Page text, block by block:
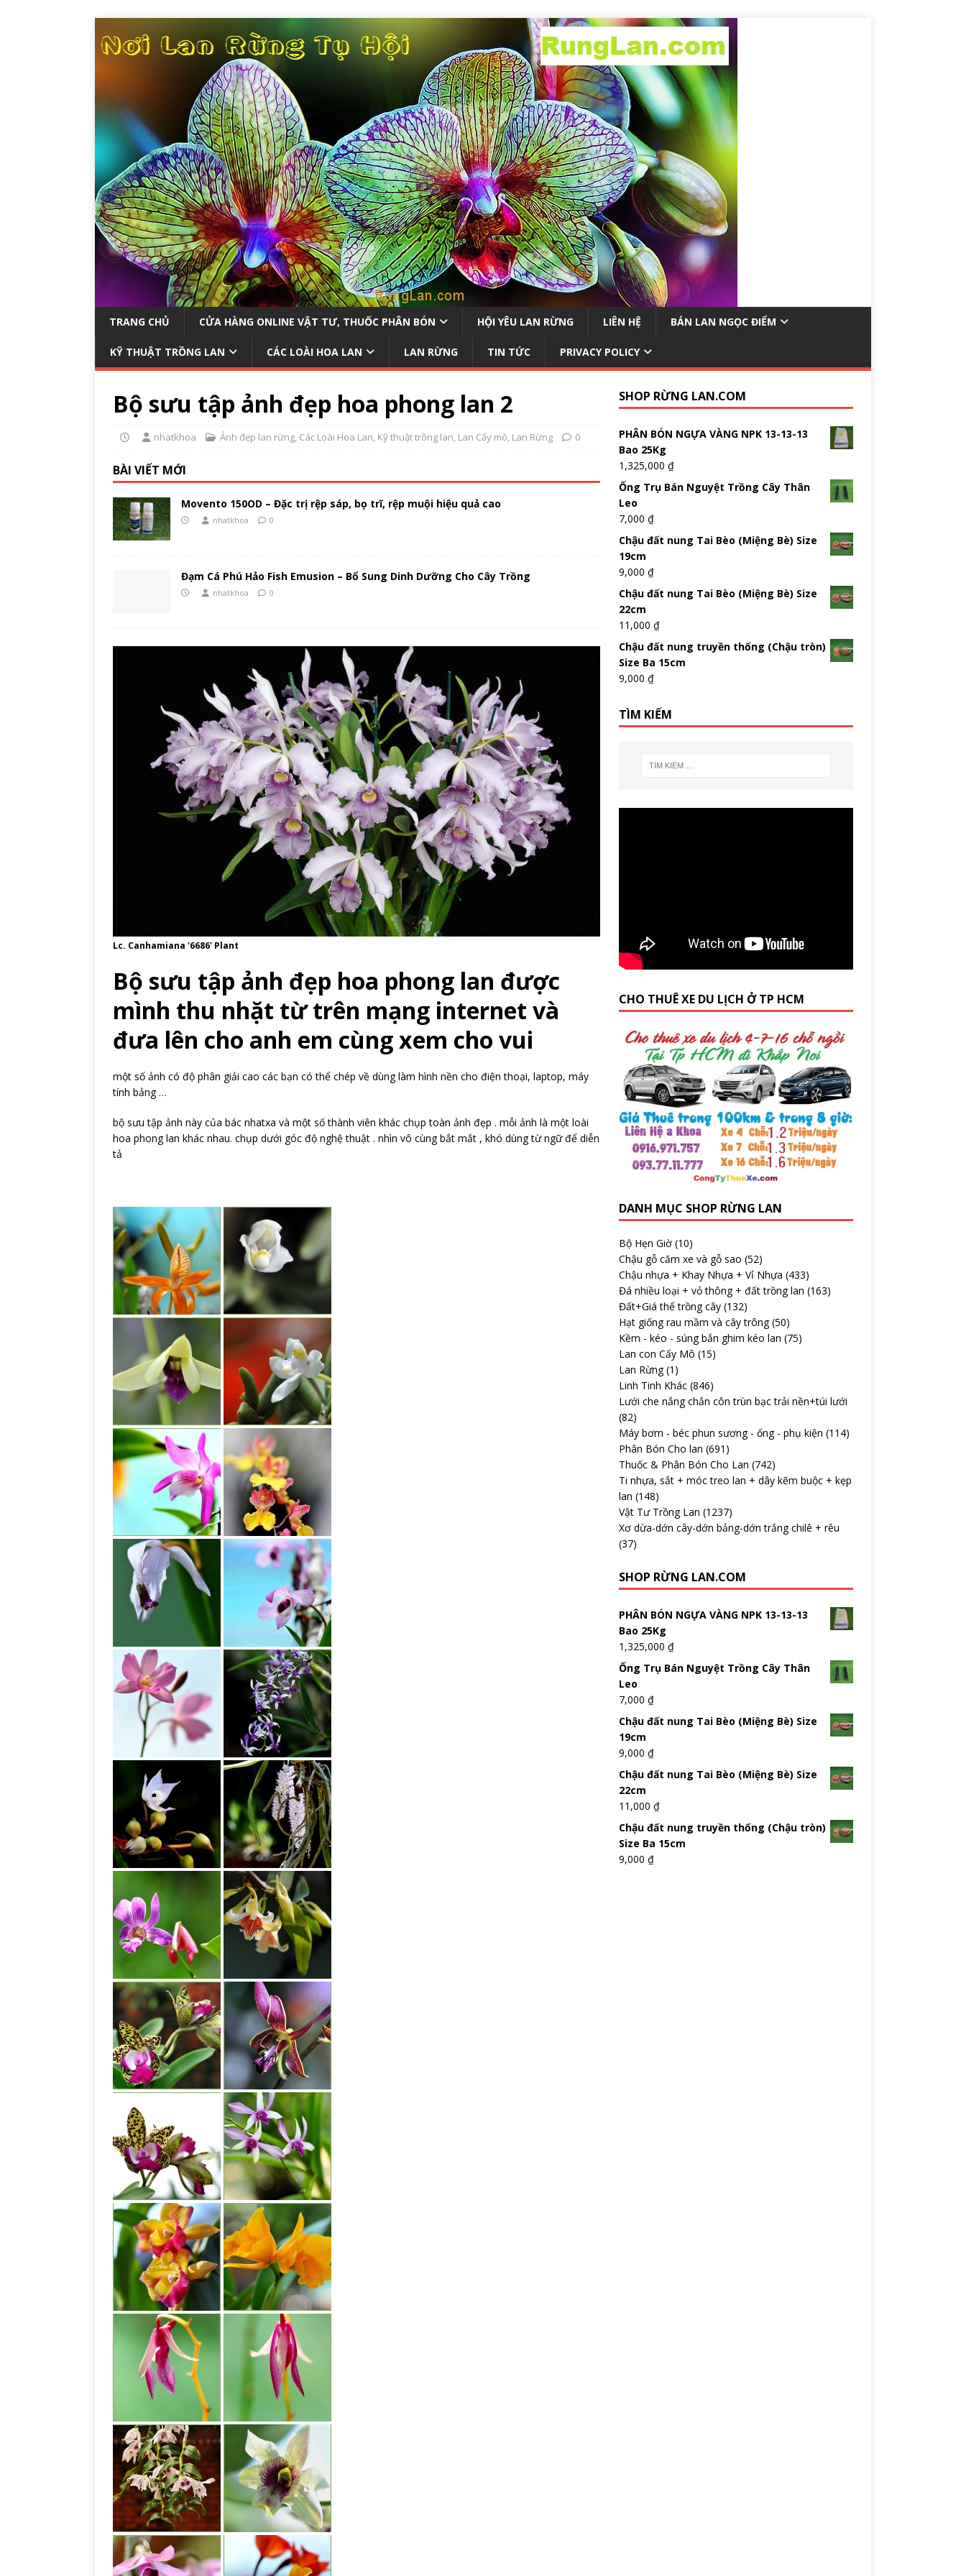
TRANG CHỦ CỬA HÀNG ONLINE VẬT TƯ, THUỐC PHÂN BÓN HỘI YÊU LAN RỪNG LIÊN HỆ BÁN LAN NGỌC ĐIỂM
KỸ THUẬT TRỒNG LAN CÁC LOÀI HOA LAN LAN RỪNG TIN TỨC PRIVACY POLICY
Bộ sưu tập ảnh đẹp hoa phong lan 2
nhatkhoa Ảnh đẹp lan rừng, Các Loài Hoa Lan, Kỹ thuật trồng lan, Lan Cấy mô, Lan Rừng 0
BÀI VIẾT MỚI
Movento 150OD – Đặc trị rệp sáp, bọ trĩ, rệp muội hiệu quả cao
nhatkhoa 0
Đạm Cá Phú Hảo Fish Emusion – Bổ Sung Dinh Dưỡng Cho Cây Trồng
nhatkhoa 0
Lc. Canhamiana '6686' Plant
Bộ sưu tập ảnh đẹp hoa phong lan được
mình thu nhặt từ trên mạng internet và
đưa lên cho anh em cùng xem cho vui
một số ảnh có độ phân giải cao các bạn có thể chép về dùng làm hình nền cho điện thoại, laptop, máy
tính bảng …
bộ sưu tập ảnh này của bác nhatxa và một số thành viên khác chụp toàn ảnh đẹp . mỗi ảnh là một loài
hoa phong lan khác nhau. chụp dưới góc độ nghệ thuật . nhìn vô cùng bắt mắt , khó dùng từ ngữ để diễn
tả
SHOP RỪNG LAN.COM
PHÂN BÓN NGỰA VÀNG NPK 13-13-13
Bao 25Kg
1,325,000 ₫
Ống Trụ Bán Nguyệt Trồng Cây Thân
Leo
7,000 ₫
Chậu đất nung Tai Bèo (Miệng Bè) Size
19cm
9,000 ₫
Chậu đất nung Tai Bèo (Miệng Bè) Size
22cm
11,000 ₫
Chậu đất nung truyền thống (Chậu tròn)
Size Ba 15cm
9,000 ₫
TÌM KIẾM
CHO THUÊ XE DU LỊCH Ở TP HCM
DANH MỤC SHOP RỪNG LAN
Bộ Hẹn Giờ (10)
Chậu gỗ căm xe và gỗ sao (52)
Chậu nhựa + Khay Nhựa + Vỉ Nhựa (433)
Đá nhiều loại + vỏ thông + đất trồng lan (163)
Đất+Giá thể trồng cây (132)
Hạt giống rau mầm và cây trông (50)
Kềm - kéo - súng bắn ghim kéo lan (75)
Lan con Cấy Mô (15)
Lan Rừng (1)
Linh Tinh Khác (846)
Lưới che nắng chắn côn trùn bạc trải nền+túi lưới
(82)
Máy bơm - béc phun sương - ống - phụ kiện (114)
Phân Bón Cho lan (691)
Thuốc & Phân Bón Cho Lan (742)
Ti nhựa, sắt + móc treo lan + dây kẽm buộc + kẹp
lan (148)
Vật Tư Trồng Lan (1237)
Xơ dừa-dớn cây-dớn bảng-dớn trắng chilê + rêu
(37)
SHOP RỪNG LAN.COM
PHÂN BÓN NGỰA VÀNG NPK 13-13-13
Bao 25Kg
1,325,000 ₫
Ống Trụ Bán Nguyệt Trồng Cây Thân
Leo
7,000 ₫
Chậu đất nung Tai Bèo (Miệng Bè) Size
19cm
9,000 ₫
Chậu đất nung Tai Bèo (Miệng Bè) Size
22cm
11,000 ₫
Chậu đất nung truyền thống (Chậu tròn)
Size Ba 15cm
9,000 ₫